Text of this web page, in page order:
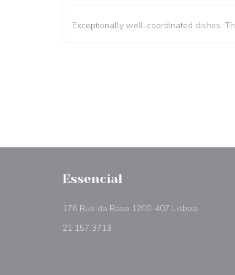
Exceptionally well-coordinated dishes.
Essencial
176 Rua da Rosa 1200-407 Lisboa
21 157 3713